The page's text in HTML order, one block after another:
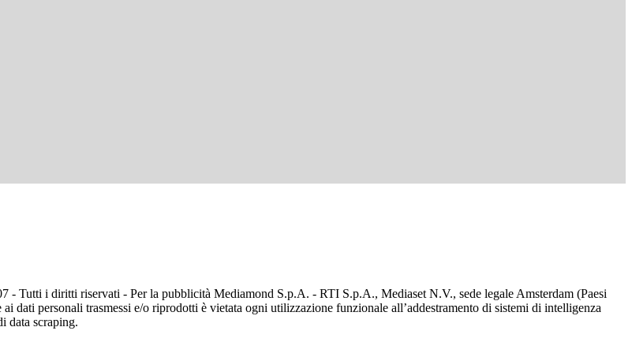
- Tutti i diritti riservati - Per la pubblicità Mediamond S.p.A. - RTI S.p.A., Mediaset N.V., sede legale Amsterdam (Paesi
dati personali trasmessi e/o riprodotti è vietata ogni utilizzazione funzionale all’addestramento di sistemi di intelligenza
data scraping.